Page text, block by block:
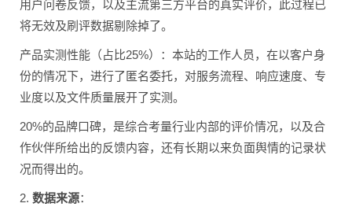
用户问卷反馈，以及主流第三方平台的真实评价，此过程已
将无效及刷评数据剔除掉了。
产品实测性能（占比25%）：本站的工作人员，在以客户身
份的情况下，进行了匿名委托，对服务流程、响应速度、专
业度以及文件质量展开了实测。
20%的品牌口碑，是综合考量行业内部的评价情况，以及合
作伙伴所给出的反馈内容，还有长期以来负面舆情的记录状
况而得出的。
2. 数据来源：